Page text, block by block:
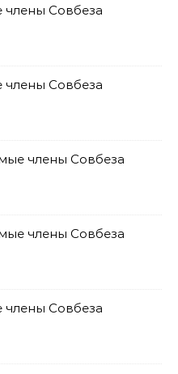
Совбеза
Совбеза
члены Совбеза
члены Совбеза
Совбеза